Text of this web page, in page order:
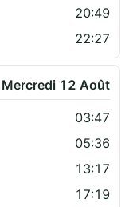
20:49
22:27
Mercredi 12 Août
03:47
05:36
13:17
17:19